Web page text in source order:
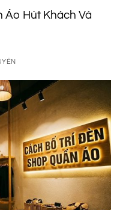
Áo Hút Khách Và